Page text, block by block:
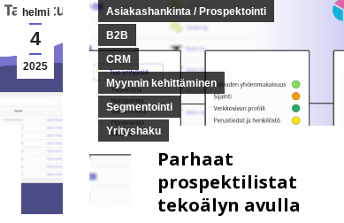
helmi
4
2025
Asiakashankinta / Prospektointi
B2B
CRM
Myynnin kehittäminen
Segmentointi
Yrityshaku
Parhaat
prospektilistat
tekoälyn avulla